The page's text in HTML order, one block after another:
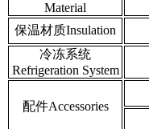
Material
保温材质Insulation
冷冻系统
Refrigeration System
配件Accessories